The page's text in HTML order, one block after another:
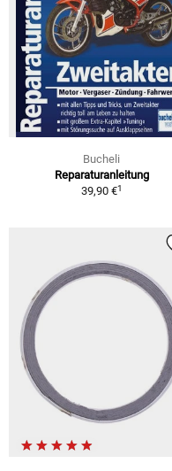
Bucheli
Reparaturanleitung
39,90 €1